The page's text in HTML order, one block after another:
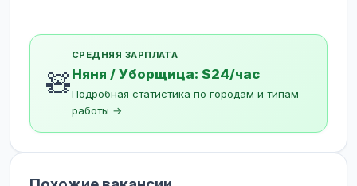
🧸
СРЕДНЯЯ ЗАРПЛАТА
Няня / Уборщица: $24/час
Подробная статистика по городам и типам
работы →